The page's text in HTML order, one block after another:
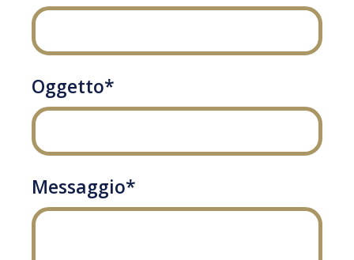
Oggetto*
Messaggio*